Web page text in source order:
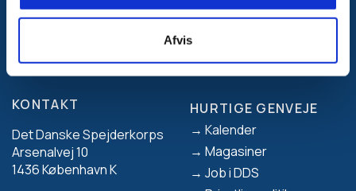
Afvis
KONTAKT
Det Danske Spejderkorps
Arsenalvej 10
1436 København K
Footer
HURTIGE GENVEJE
Kalender
Magasiner
Job i DDS